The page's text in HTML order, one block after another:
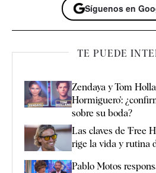
Síguenos en
TE PUEDE
Zendaya y Tom
Hormiguero':
sobre su boda?
Las claves de 'Free
rige la vida y rutina
Pablo Motos